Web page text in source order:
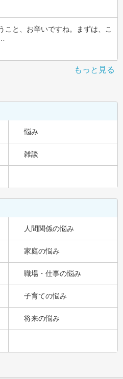
こと、お辛いですね。まずは、こ
もっと見る
悩み
雑談
人間関係の悩み
家庭の悩み
職場・仕事の悩み
子育ての悩み
将来の悩み